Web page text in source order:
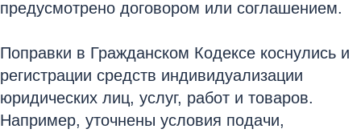
предусмотрено договором или соглашением.
Поправки в Гражданском Кодексе коснулись и
регистрации средств индивидуализации
юридических лиц, услуг, работ и товаров.
Например, уточнены условия подачи,